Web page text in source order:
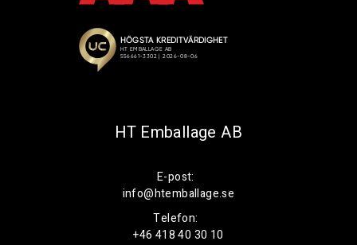
HT Emballage AB
E-post:
info@htemballage.se
Telefon:
+46 418 40 30 10